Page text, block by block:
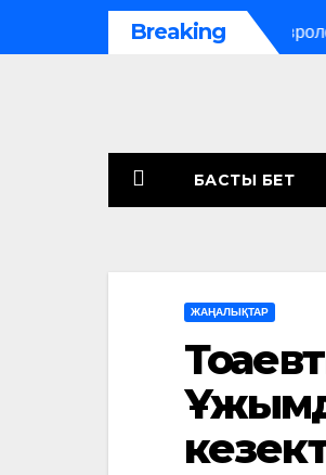
Breaking
БАСТЫ БЕТ
ЖАҢАЛЫҚТАР